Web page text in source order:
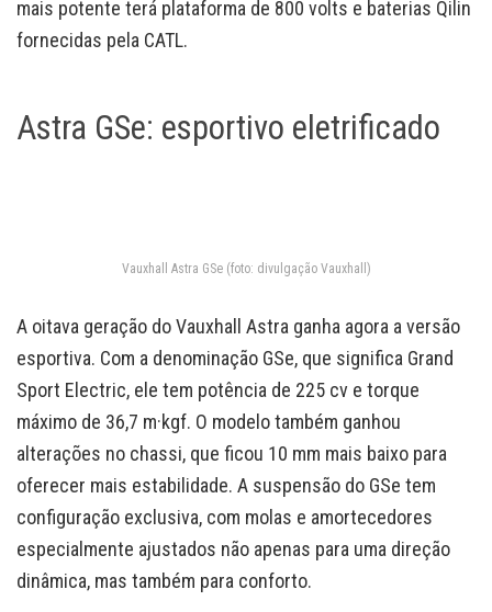
mais potente terá plataforma de 800 volts e baterias Qilin
fornecidas pela CATL.
Astra GSe: esportivo eletrificado
Vauxhall Astra GSe (foto: divulgação Vauxhall)
A oitava geração do Vauxhall Astra ganha agora a versão
esportiva. Com a denominação GSe, que significa Grand
Sport Electric, ele tem potência de 225 cv e torque
máximo de 36,7 m·kgf. O modelo também ganhou
alterações no chassi, que ficou 10 mm mais baixo para
oferecer mais estabilidade. A suspensão do GSe tem
configuração exclusiva, com molas e amortecedores
especialmente ajustados não apenas para uma direção
dinâmica, mas também para conforto.